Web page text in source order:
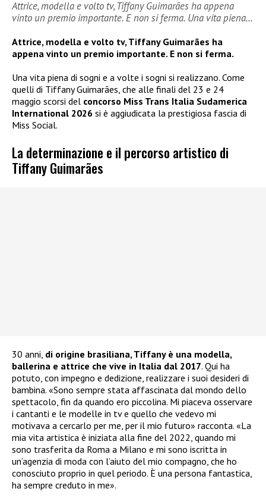
Attrice, modella e volto tv, Tiffany Guimarães ha appena
vinto un premio importante. E non si ferma. Una vita piena…
Attrice, modella e volto tv, Tiffany Guimarães ha
appena vinto un premio importante. E non si ferma.
Una vita piena di sogni e a volte i sogni si realizzano. Come
quelli di Tiffany Guimarães, che alle finali del 23 e 24
maggio scorsi del concorso Miss Trans Italia Sudamerica
International 2026 si è aggiudicata la prestigiosa fascia di
Miss Social.
La determinazione e il percorso artistico di
Tiffany Guimarães
30 anni, di origine brasiliana, Tiffany è una modella,
ballerina e attrice che vive in Italia dal 2017. Qui ha
potuto, con impegno e dedizione, realizzare i suoi desideri di
bambina. «Sono sempre stata affascinata dal mondo dello
spettacolo, fin da quando ero piccolina. Mi piaceva osservare
i cantanti e le modelle in tv e quello che vedevo mi
motivava a cercarlo per me, per il mio futuro» racconta. «La
mia vita artistica è iniziata alla fine del 2022, quando mi
sono trasferita da Roma a Milano e mi sono iscritta in
un’agenzia di moda con l’aiuto del mio compagno, che ho
conosciuto proprio in quel periodo. È una persona fantastica,
ha sempre creduto in me».